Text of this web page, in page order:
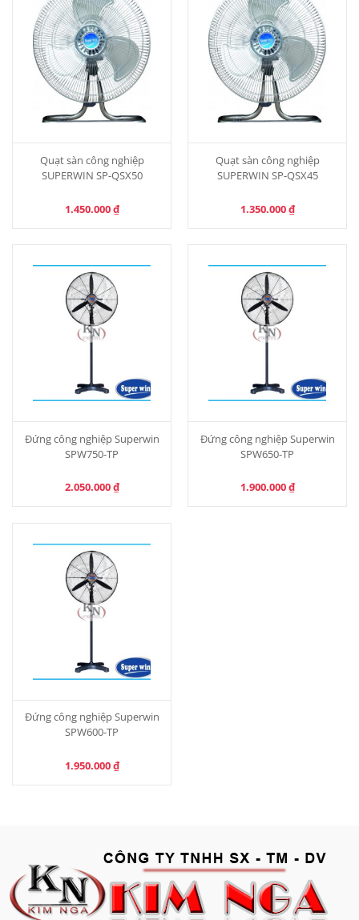
Quạt sàn công nghiệp
SUPERWIN SP-QSX50
1.450.000₫
Quạt sàn công nghiệp
SUPERWIN SP-QSX45
1.350.000₫
Đứng công nghiệp Superwin
SPW750-TP
2.050.000₫
Đứng công nghiệp Superwin
SPW650-TP
1.900.000₫
Đứng công nghiệp Superwin
SPW600-TP
1.950.000₫